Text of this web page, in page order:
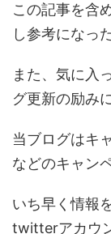
この記事を含
し参考になっ
また、気に入
グ更新の励み
当ブログはキ
などのキャン
いち早く情報
twitterアカウ